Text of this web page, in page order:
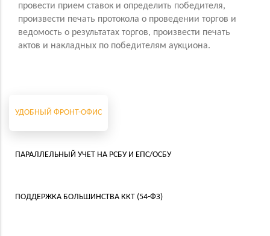
провести прием ставок и определить победителя,
произвести печать протокола о проведении торгов и
ведомость о результатах торгов, произвести печать
актов и накладных по победителям аукциона.
УДОБНЫЙ ФРОНТ-ОФИС
ПАРАЛЛЕЛЬНЫЙ УЧЕТ НА РСБУ И ЕПС/ОСБУ
ПОДДЕРЖКА БОЛЬШИНСТВА ККТ (54-ФЗ)